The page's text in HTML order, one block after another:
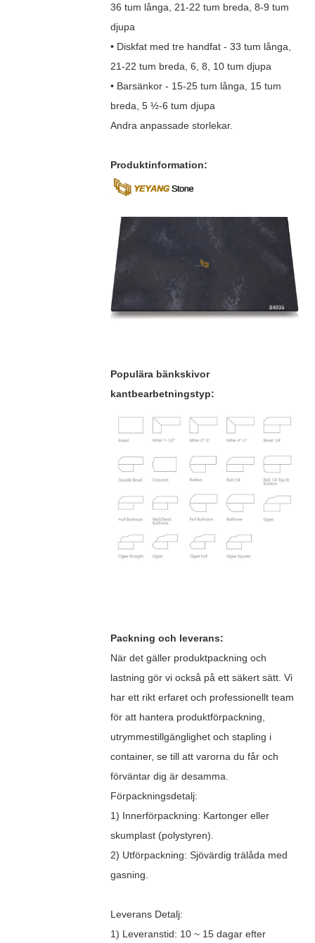
36 tum långa, 21-22 tum breda, 8-9 tum
djupa
• Diskfat med tre handfat - 33 tum långa,
21-22 tum breda, 6, 8, 10 tum djupa
• Barsänkor - 15-25 tum långa, 15 tum
breda, 5 ½-6 tum djupa
Andra anpassade storlekar.
Produktinformation:
Populära bänkskivor
kantbearbetningstyp:
Packning och leverans:
När det gäller produktpackning och
lastning gör vi också på ett säkert sätt. Vi
har ett rikt erfaret och professionellt team
för att hantera produktförpackning,
utrymmestillgänglighet och stapling i
container, se till att varorna du får och
förväntar dig är desamma.
Förpackningsdetalj:
1) Innerförpackning: Kartonger eller
skumplast (polystyren).
2) Utförpackning: Sjövärdig trälåda med
gasning.
Leverans Detalj:
1) Leveranstid: 10 ~ 15 dagar efter